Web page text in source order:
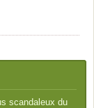
scandaleux du